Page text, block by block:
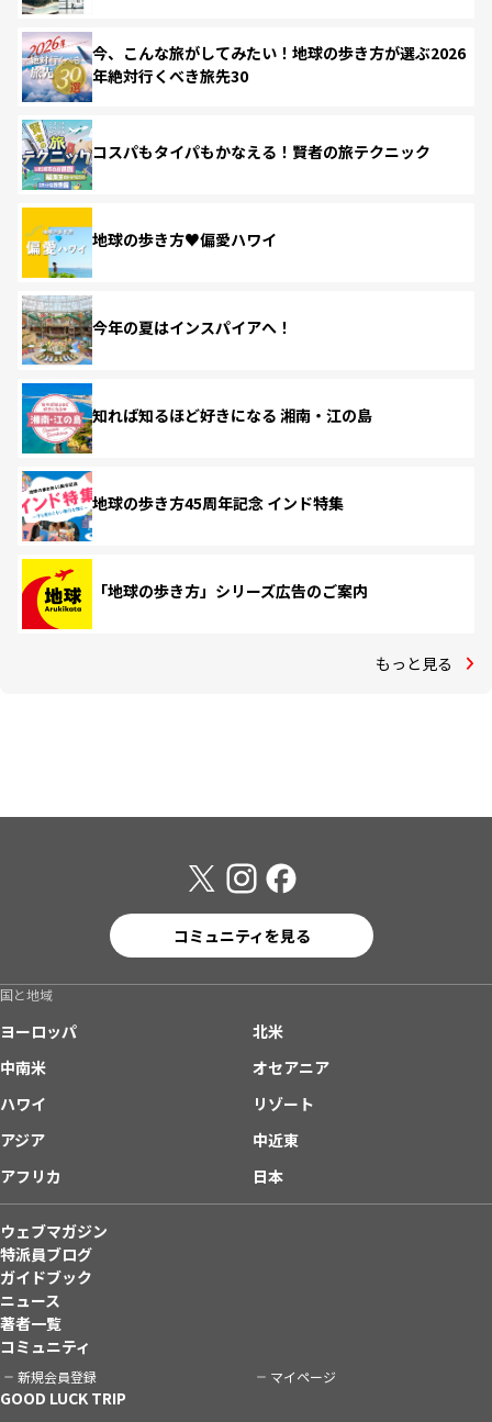
今、こんな旅がしてみたい！地球の歩き方が選ぶ2026
年絶対行くべき旅先30
コスパもタイパもかなえる！賢者の旅テクニック
地球の歩き方♥偏愛ハワイ
今年の夏はインスパイアへ！
知れば知るほど好きになる 湘南・江の島
地球の歩き方45周年記念 インド特集
「地球の歩き方」シリーズ広告のご案内
もっと見る
コミュニティを見る
国と地域
ヨーロッパ
北米
中南米
オセアニア
ハワイ
リゾート
アジア
中近東
アフリカ
日本
ウェブマガジン
特派員ブログ
ガイドブック
ニュース
著者一覧
コミュニティ
新規会員登録 マイページ
GOOD LUCK TRIP